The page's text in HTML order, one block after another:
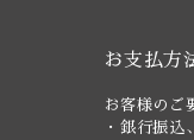
お支払方
お客様のご
・銀行振